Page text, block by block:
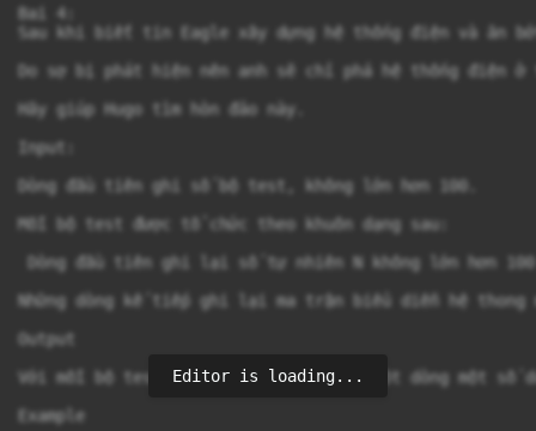
Bai 4:
Sau khi biết tin Eagle xây dựng hệ thống điện và ăn
Do sợ bị phát hiện nên anh sẽ chỉ phá hệ thống điện
Hãy giúp Hugo tìm hòn đảo này.
Input:
Dòng đầu tiên ghi số bộ test, không lớn hơn 100.
Mỗi bộ test được tổ chức theo khuôn dạng sau:
Dòng đầu tiên ghi lại số tự nhiên N không lớn hơn
Những dòng kế tiếp ghi lại ma trận biểu diễn hệ
Output
Với mỗi bộ test, in ra màn hình trên một dòng một số
Example
Editor is loading...